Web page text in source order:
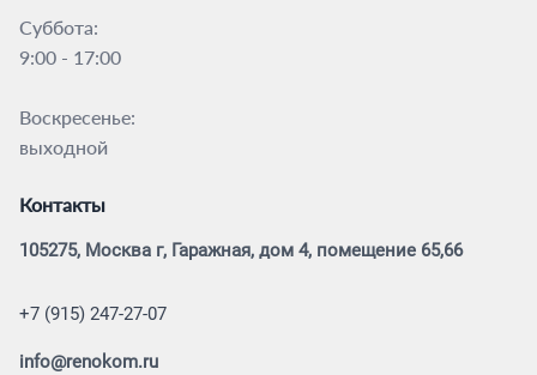
Суббота:
9:00 - 17:00
Воскресенье:
выходной
Контакты
105275, Москва г, Гаражная, дом 4, помещение 65,66
+7 (915) 247-27-07
info@renokom.ru